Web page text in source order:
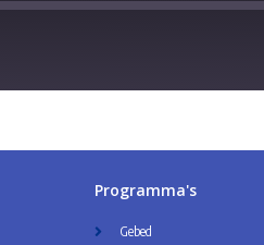
Programma's
Gebed